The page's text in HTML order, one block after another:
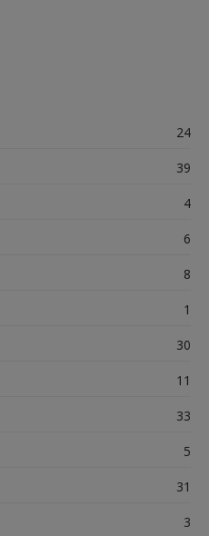
24
39
4
6
8
1
30
11
33
5
31
3